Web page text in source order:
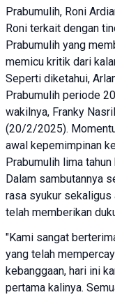
Prabumulih, Roni
Roni terkait dengan
Prabumulih yang
memicu kritik dari
Seperti diketahui,
Prabumulih periode
wakilnya, Franky
(20/2/2025).
awal kepemimpinan
Prabumulih lima tahun
Dalam sambutannya
rasa syukur
telah memberikan
"Kami sangat
yang telah
kebanggaan, hari ini
pertama kalinya.